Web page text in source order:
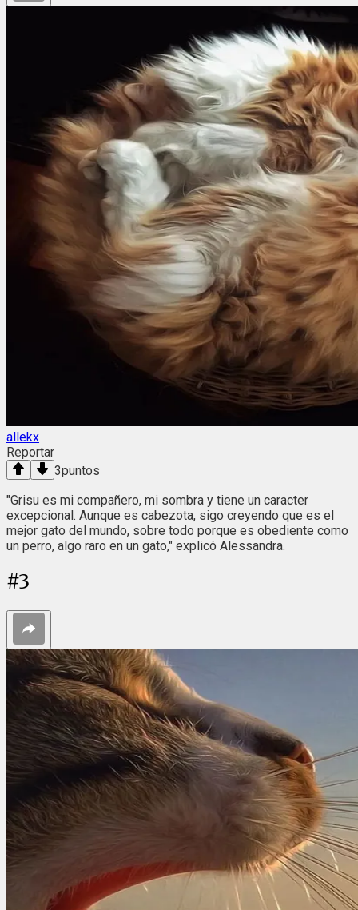
allekx
Reportar
3puntos
"Grisu es mi compañero, mi sombra y tiene un caracter
excepcional. Aunque es cabezota, sigo creyendo que es el
mejor gato del mundo, sobre todo porque es obediente como
un perro, algo raro en un gato," explicó Alessandra.
#3